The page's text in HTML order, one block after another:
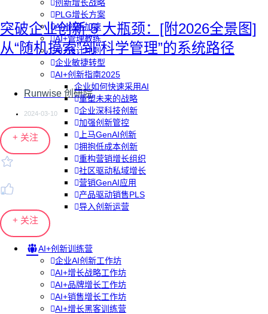
创新增长战略
PLG增长方案
AI+创新加速
AI+管理教练
AI+设计冲刺
企业敏捷转型
AI+创新指南2025
企业如何快速采用AI
重塑未来的战略
企业深科技创新
加强创新管控
上马GenAI创新
拥抱低成本创新
重构营销增长组织
社区驱动私域增长
营销GenAI应用
产品驱动销售PLS
导入创新运营
AI+创新训练营
企业AI创新工作坊
AI+增长战略工作坊
AI+品牌增长工作坊
AI+销售增长工作坊
AI+增长黑客训练营
突破企业创新 5 大瓶颈：[附2026全景图]
从“随机摸索”到“科学管理”的系统路径
Runwise 创研院
2024-03-10
+ 关注
+ 关注